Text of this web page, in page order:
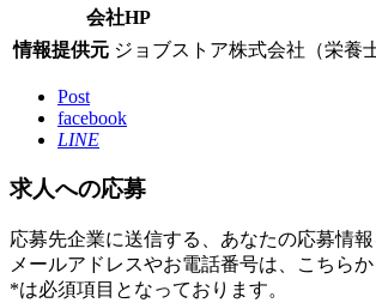
会社HP
情報提供元 ジョブストア株式会社（栄養
Post
facebook
LINE
求人への応募
応募先企業に送信する、あなたの応募情報
メールアドレスやお電話番号は、こちら
*は必須項目となっております。